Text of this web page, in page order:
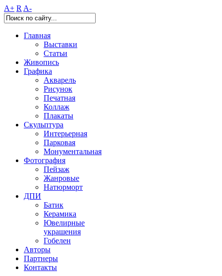
A+ R A-
Главная
Выставки
Статьи
Живопись
Графика
Акварель
Рисунок
Печатная
Коллаж
Плакаты
Скульптура
Интерьерная
Парковая
Монументальная
Фотография
Пейзаж
Жанровые
Натюрморт
ДПИ
Батик
Керамика
Ювелирные
украшения
Гобелен
Авторы
Партнеры
Контакты